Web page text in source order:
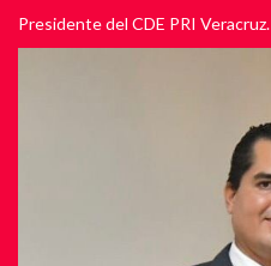
Presidente del CDE PRI Veracruz.